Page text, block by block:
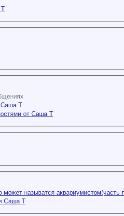
Т
Саша Т
от Саша Т
может называтся аквариумистом(часть
Саша Т